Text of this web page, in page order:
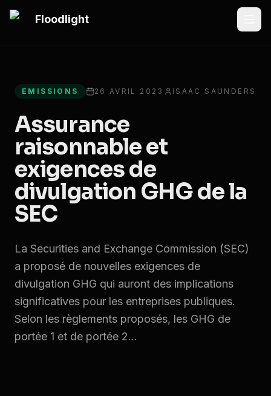
Passer au contenu principal
Floodlight
All articles
EMISSIONS 26 AVRIL 2023 ISAAC SAUNDERS
Assurance
raisonnable et
exigences de
divulgation GHG de la
SEC
La Securities and Exchange Commission (SEC)
a proposé de nouvelles exigences de
divulgation GHG qui auront des implications
significatives pour les entreprises publiques.
Selon les règlements proposés, les GHG de
portée 1 et de portée 2...